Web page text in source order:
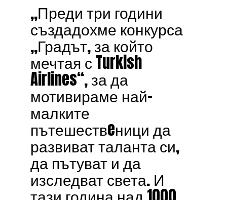
„Преди три години
създадохме конкурса
„Градът, за който
мечтая с Turkish
Airlines“, за да
мотивираме най-
малките
пътешествeници да
развиват таланта си,
да пътуват и да
изследват света. И